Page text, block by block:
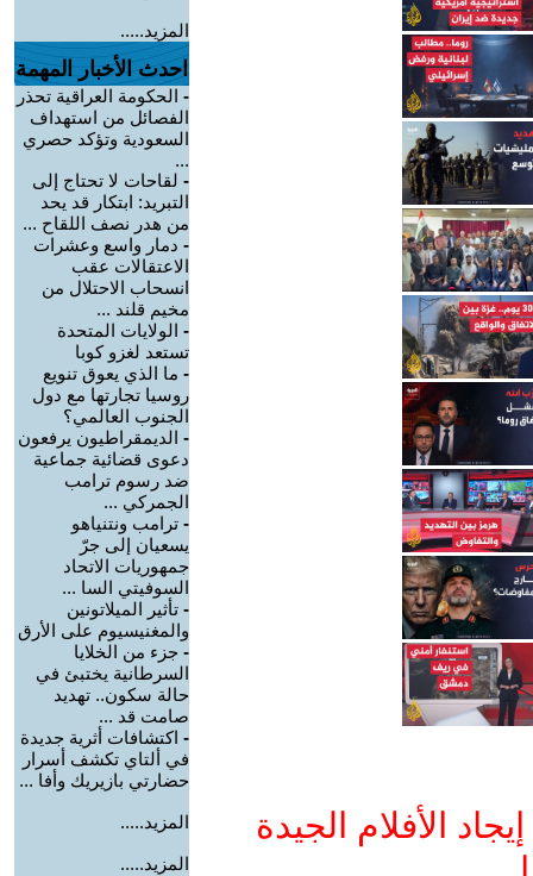
الأفلام الجيدة
المزيد.....
احدث الأخبار المهمة
- الحكومة العراقية تحذر
الفصائل من استهداف
السعودية وتؤكد حصري
...
- لقاحات لا تحتاج إلى
التبريد: ابتكار قد يحد
من هدر نصف اللقاح ...
- دمار واسع وعشرات
الاعتقالات عقب
انسحاب الاحتلال من
مخيم قلند ...
- الولايات المتحدة
تستعد لغزو كوبا
- ما الذي يعوق تنويع
روسيا تجارتها مع دول
الجنوب العالمي؟
- الديمقراطيون يرفعون
دعوى قضائية جماعية
ضد رسوم ترامب
الجمركي ...
- ترامب ونتنياهو
يسعيان إلى جرّ
جمهوريات الاتحاد
السوفيتي السا ...
- تأثير الميلاتونين
والمغنيسيوم على الأرق
- جزء من الخلايا
السرطانية يختبئ في
حالة سكون.. تهديد
صامت قد ...
- اكتشافات أثرية جديدة
في ألتاي تكشف أسرار
حضارتي بازيريك وأفا ...
المزيد.....
المزيد.....